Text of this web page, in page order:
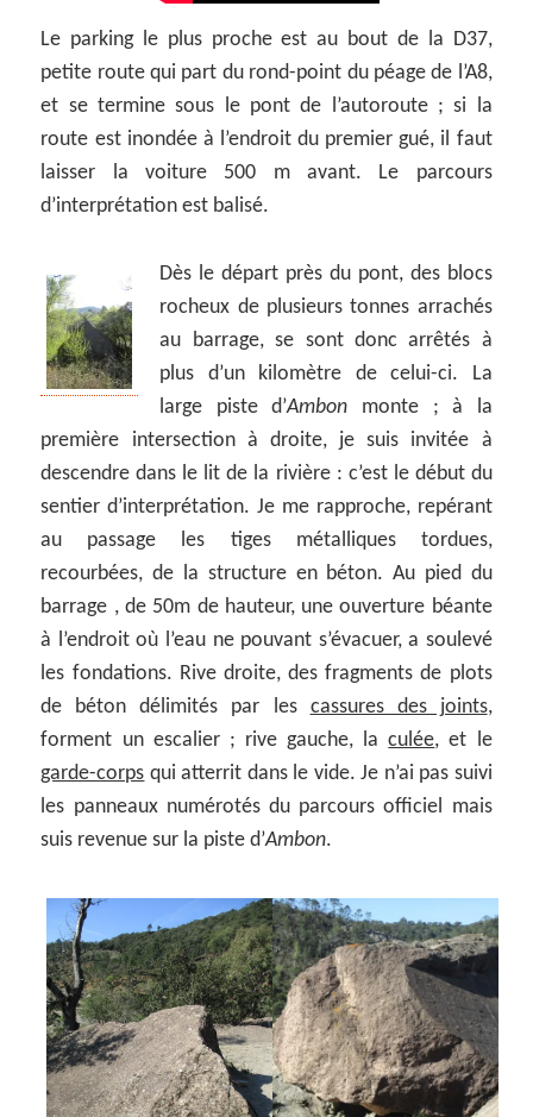
Le parking le plus proche est au bout de la D37,
petite route qui part du rond-point du péage de l’A8,
et se termine sous le pont de l’autoroute ; si la
route est inondée à l’endroit du premier gué, il faut
laisser la voiture 500 m avant. Le parcours
d’interprétation est balisé.
Dès le départ près du pont, des blocs
rocheux de plusieurs tonnes arrachés
au barrage, se sont donc arrêtés à
plus d’un kilomètre de celui-ci. La
large piste d’Ambon monte ; à la
première intersection à droite, je suis invitée à
descendre dans le lit de la rivière : c’est le début du
sentier d’interprétation. Je me rapproche, repérant
au passage les tiges métalliques tordues,
recourbées, de la structure en béton. Au pied du
barrage , de 50m de hauteur, une ouverture béante
à l’endroit où l’eau ne pouvant s’évacuer, a soulevé
les fondations. Rive droite, des fragments de plots
de béton délimités par les cassures des joints,
forment un escalier ; rive gauche, laculée, et le
garde-corps qui atterrit dans le vide. Je n’ai pas suivi
les panneaux numérotés du parcours officiel mais
suis revenue sur la piste d’Ambon.